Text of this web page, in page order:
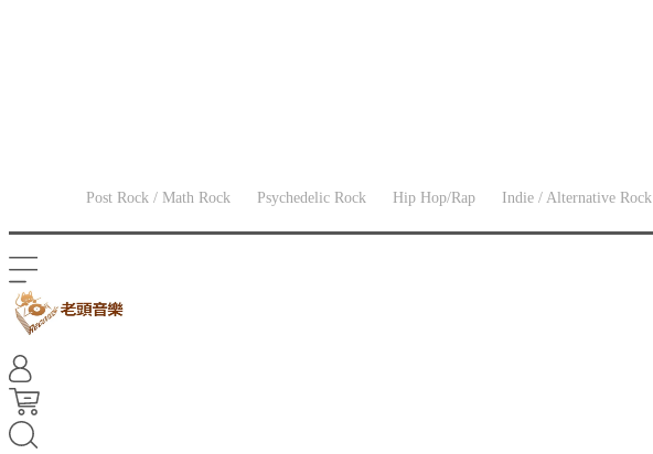
Post Rock / Math Rock Psychedelic Rock Hip Hop/Rap Indie / Alternative Rock
華語音樂 Mando pop